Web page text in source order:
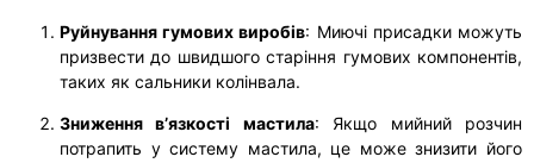
Руйнування гумових виробів: Миючі присадки можуть
призвести до швидшого старіння гумових компонентів,
таких як сальники колінвала.
Зниження в’язкості мастила: Якщо мийний розчин
потрапить у систему мастила, це може знизити його